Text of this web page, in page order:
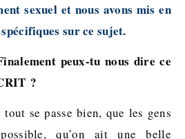
sexuel et nous avons mis en
sur ce sujet.
peux-tu nous dire ce
?
se passe bien, que les gens
qu’on ait une belle